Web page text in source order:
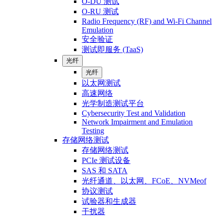
O-RU 测试
Radio Frequency (RF) and Wi-Fi Channel
Emulation
安全验证
测试即服务 (TaaS)
光纤
光纤
以太网测试
高速网络
光学制造测试平台
Cybersecurity Test and Validation
Network Impairment and Emulation
Testing
存储网络测试
存储网络测试
PCIe 测试设备
SAS 和 SATA
光纤通道、以太网、FCoE、NVMeof
协议测试
试验器和生成器
干扰器